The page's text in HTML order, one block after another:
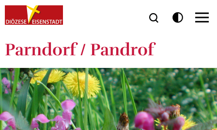
Parndorf / Pandrof